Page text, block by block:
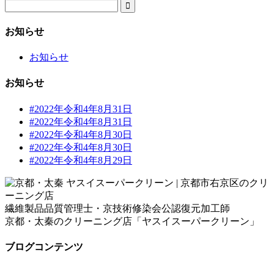

お知らせ
お知らせ
お知らせ
#2022年令和4年8月31日
#2022年令和4年8月31日
#2022年令和4年8月30日
#2022年令和4年8月30日
#2022年令和4年8月29日
繊維製品品質管理士・京技術修染会公認復元加工師
京都・太秦のクリーニング店「ヤスイスーパークリーン」
ブログコンテンツ